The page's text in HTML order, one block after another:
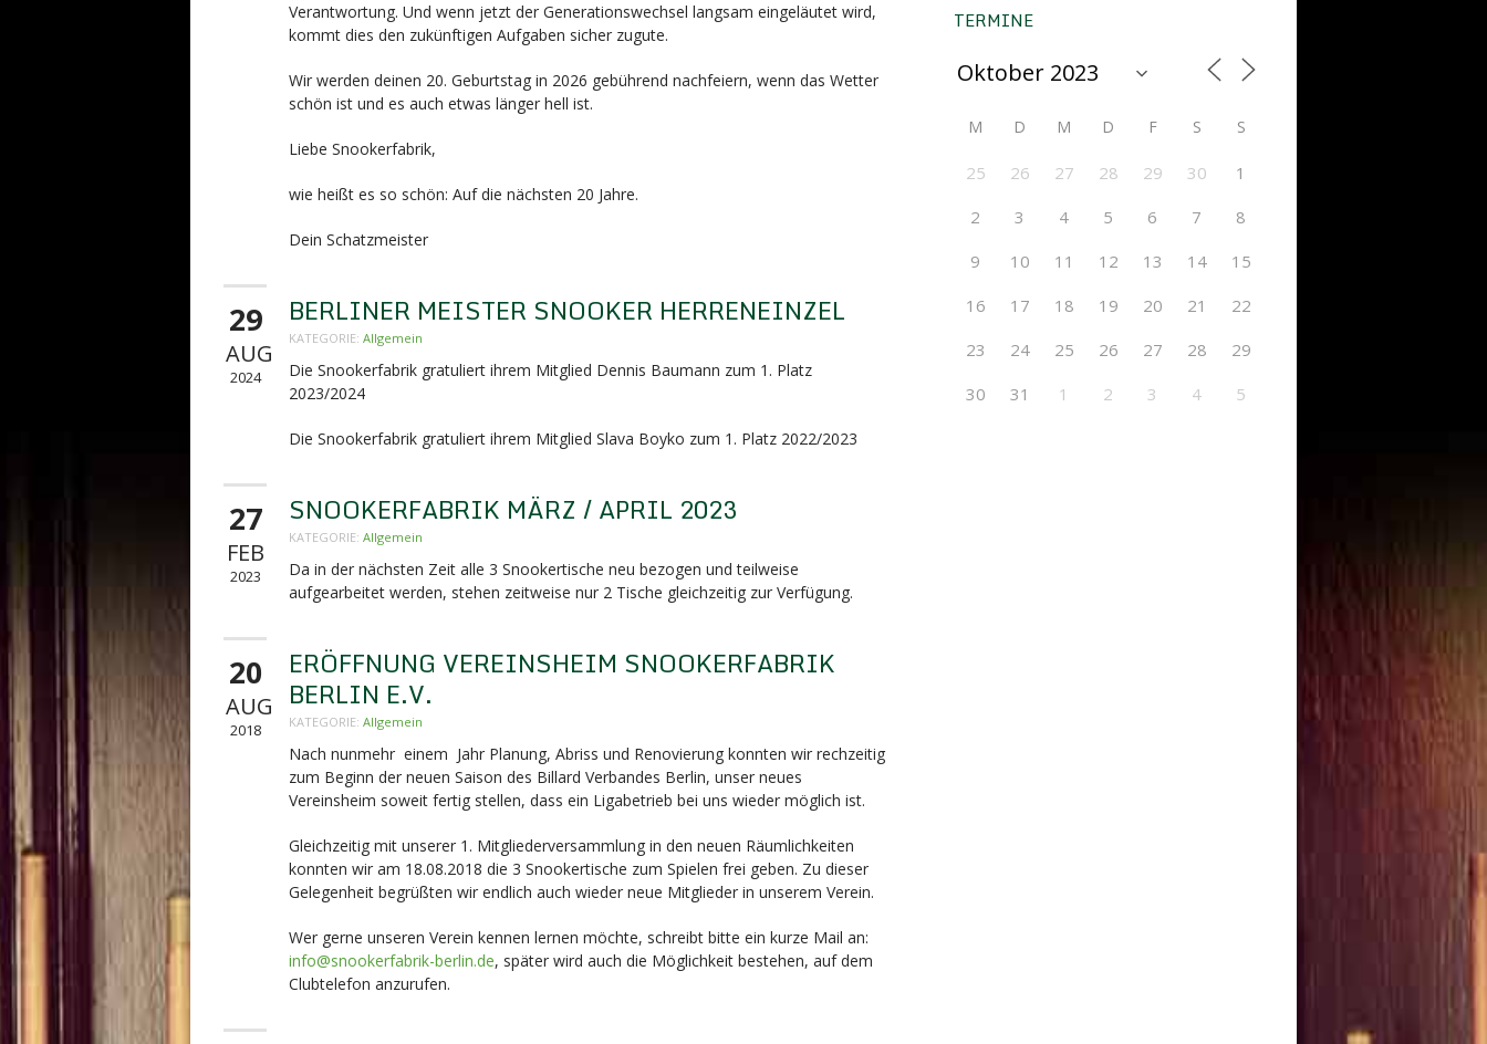
Verantwortung. Und wenn jetzt der Generationswechsel langsam eingeläutet wird,
kommt dies den zukünftigen Aufgaben sicher zugute.
Wir werden deinen 20. Geburtstag in 2026 gebührend nachfeiern, wenn das Wetter
schön ist und es auch etwas länger hell ist.
Liebe Snookerfabrik,
wie heißt es so schön: Auf die nächsten 20 Jahre.
Dein Schatzmeister
29
AUG
2024
BERLINER MEISTER SNOOKER HERRENEINZEL
KATEGORIE: Allgemein
Die Snookerfabrik gratuliert ihrem Mitglied Dennis Baumann zum 1. Platz
2023/2024
Die Snookerfabrik gratuliert ihrem Mitglied Slava Boyko zum 1. Platz 2022/2023
27
FEB
2023
SNOOKERFABRIK MÄRZ / APRIL 2023
KATEGORIE: Allgemein
Da in der nächsten Zeit alle 3 Snookertische neu bezogen und teilweise
aufgearbeitet werden, stehen zeitweise nur 2 Tische gleichzeitig zur Verfügung.
20
AUG
2018
ERÖFFNUNG VEREINSHEIM SNOOKERFABRIK
BERLIN E.V.
KATEGORIE: Allgemein
Nach nunmehr einem Jahr Planung, Abriss und Renovierung konnten wir rechzeitig
zum Beginn der neuen Saison des Billard Verbandes Berlin, unser neues
Vereinsheim soweit fertig stellen, dass ein Ligabetrieb bei uns wieder möglich ist.
Gleichzeitig mit unserer 1. Mitgliederversammlung in den neuen Räumlichkeiten
konnten wir am 18.08.2018 die 3 Snookertische zum Spielen frei geben. Zu dieser
Gelegenheit begrüßten wir endlich auch wieder neue Mitglieder in unserem Verein.
Wer gerne unseren Verein kennen lernen möchte, schreibt bitte ein kurze Mail an:
info@snookerfabrik-berlin.de, später wird auch die Möglichkeit bestehen, auf dem
Clubtelefon anzurufen.
TERMINE
M D M D F S S
25 26 27 28 29 30
1
2
3 4 5 6 7
8
9
10 11 12 13 14
15
16
17 18 19 20 21
22
23
24 25 26 27 28
29
30
31 1 2 3 4 5